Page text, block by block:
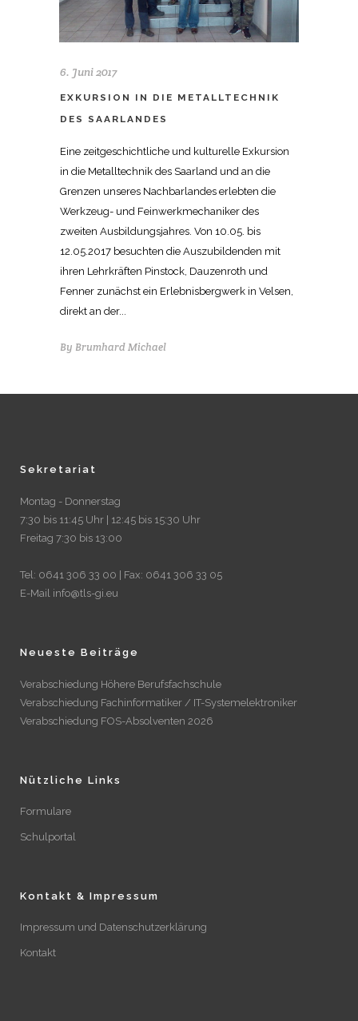
6. Juni 2017
EXKURSION IN DIE METALLTECHNIK
DES SAARLANDES
Eine zeitgeschichtliche und kulturelle Exkursion
in die Metalltechnik des Saarland und an die
Grenzen unseres Nachbarlandes erlebten die
Werkzeug- und Feinwerkmechaniker des
zweiten Ausbildungsjahres. Von 10.05. bis
12.05.2017 besuchten die Auszubildenden mit
ihren Lehrkräften Pinstock, Dauzenroth und
Fenner zunächst ein Erlebnisbergwerk in Velsen,
direkt an der...
By Brumhard Michael
Sekretariat
Montag - Donnerstag
7:30 bis 11:45 Uhr | 12:45 bis 15:30 Uhr
Freitag 7:30 bis 13:00
Tel: 0641 306 33 00 | Fax: 0641 306 33 05
E-Mail info@tls-gi.eu
Neueste Beiträge
Verabschiedung Höhere Berufsfachschule
Verabschiedung Fachinformatiker / IT-Systemelektroniker
Verabschiedung FOS-Absolventen 2026
Nützliche Links
Formulare
Schulportal
Kontakt & Impressum
Impressum und Datenschutzerklärung
Kontakt